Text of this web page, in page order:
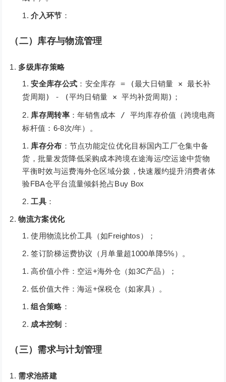
介入环节 ：
（二）库存与物流管理
多级库存策略
安全库存公式 ： 安全库存 = (最大日销量 × 最长补
货周期) - (平均日销量 × 平均补货周期) ；
库存周转率：年销售成本 / 平均库存价值 （跨境电商
标杆值：6-8次/年）。
库存分布 ：节点功能定位优化目标国内工厂仓集中备
货，批量发货降低采购成本跨境在途海运/空运途中货物
平衡时效与运费海外仓区域分拨，快速履约提升消费者体
验FBA仓平台流量倾斜抢占Buy Box
工具 ：
物流方案优化
使用物流比价工具（如Freightos）；
签订阶梯运费协议（月单量超1000单降5%）。
高价值小件：空运+海外仓（如3C产品）；
低价值大件：海运+保税仓（如家具）。
组合策略 ：
成本控制 ：
（三）需求与计划管理
需求池搭建